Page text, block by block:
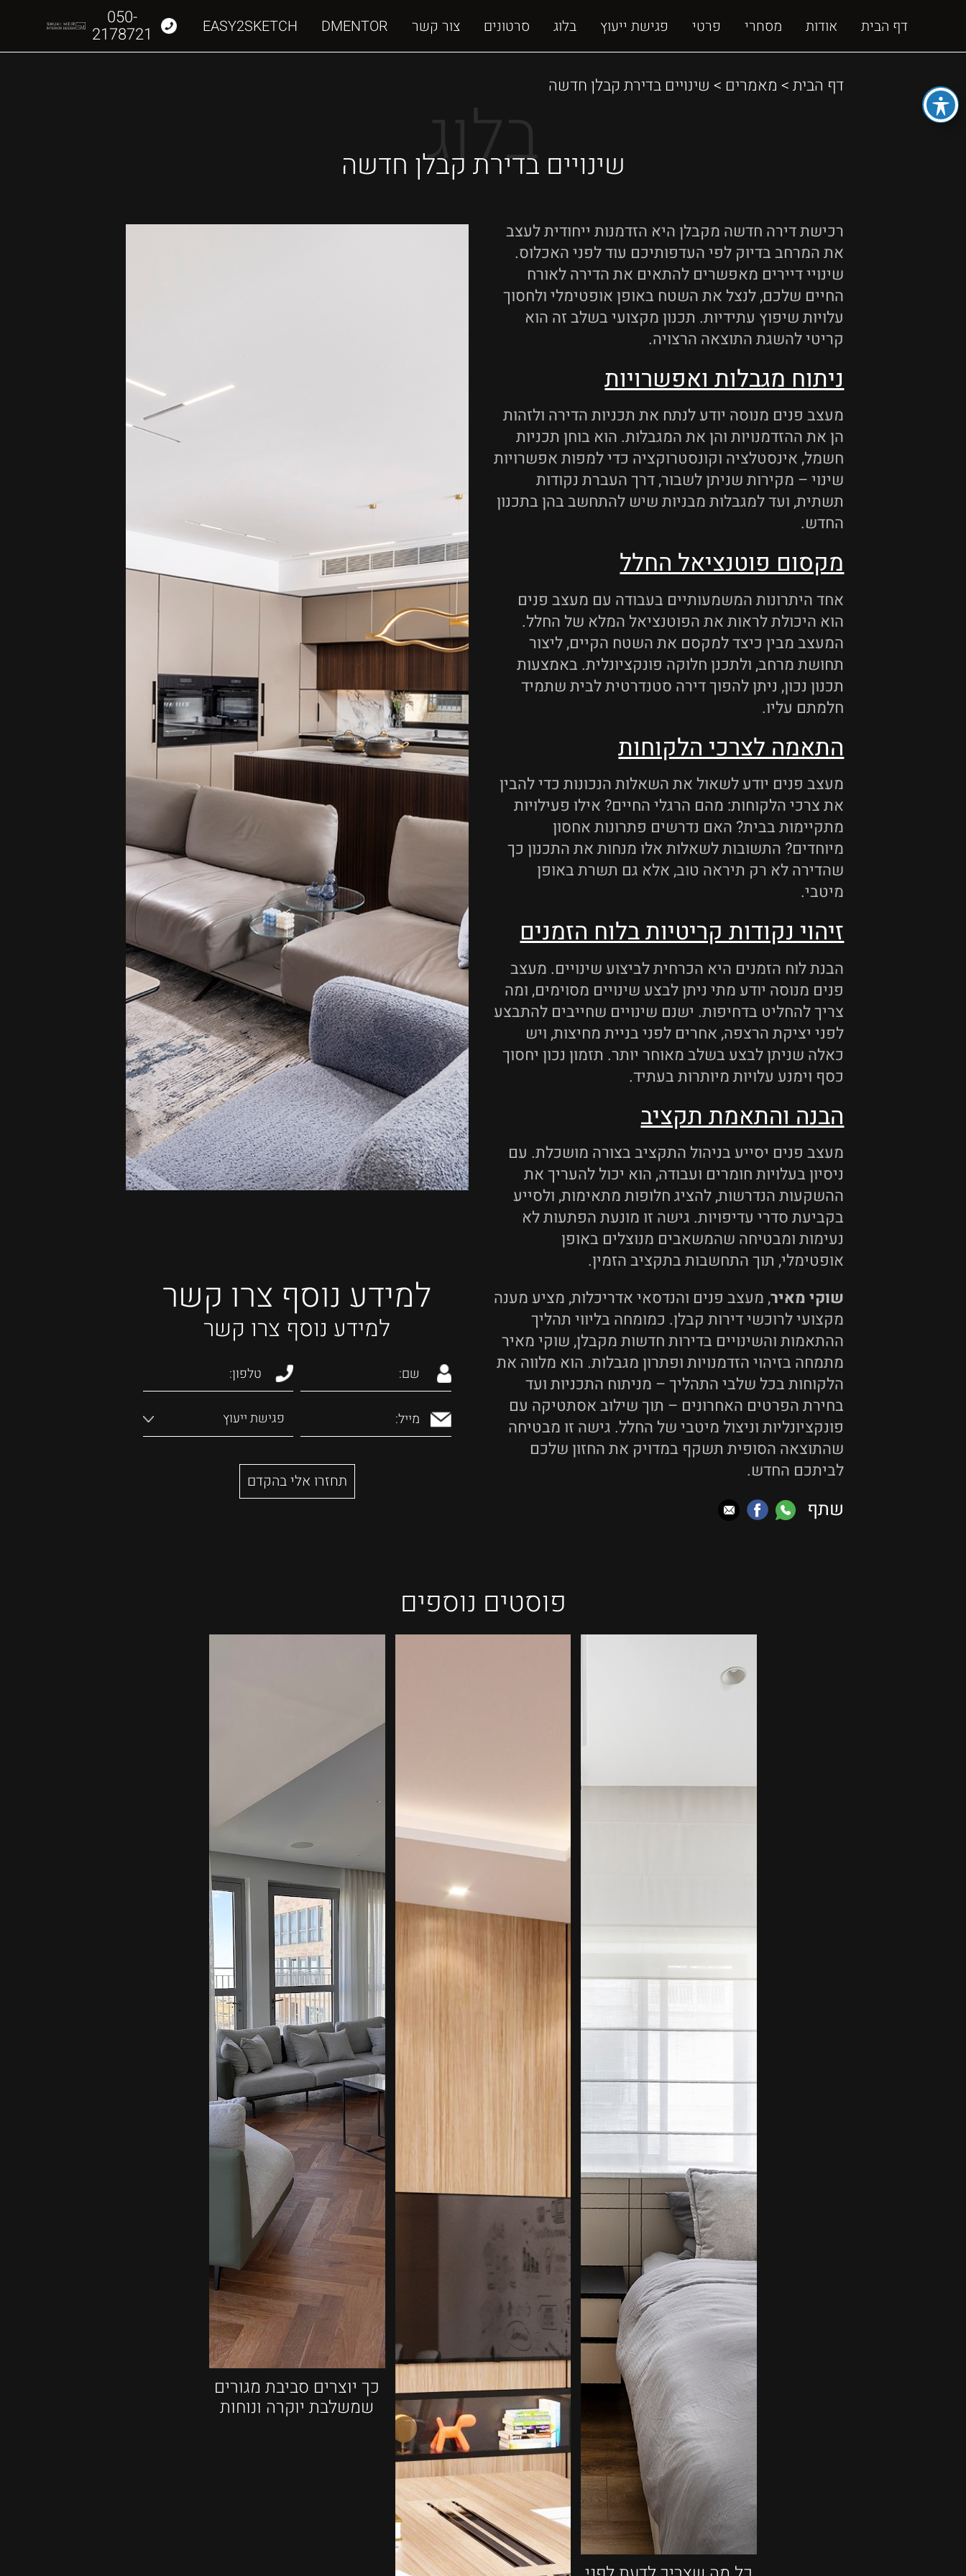
דף הבית אודות מסחרי פרטי פגישת ייעוץ בלוג סרטונים צור קשר DMENTOR
EASY2SKETCH
050-
2178721
דף הבית> מאמרים > שינויים בדירת קבלן חדשה
בלוג
שינויים בדירת קבלן חדשה
רכישת דירה חדשה מקבלן היא הזדמנות ייחודית לעצב
את המרחב בדיוק לפי העדפותיכם עוד לפני האכלוס.
שינויי דיירים מאפשרים להתאים את הדירה לאורח
החיים שלכם, לנצל את השטח באופן אופטימלי ולחסוך
עלויות שיפוץ עתידיות. תכנון מקצועי בשלב זה הוא
קריטי להשגת התוצאה הרצויה.
ניתוח מגבלות ואפשרויות
מעצב פנים מנוסה יודע לנתח את תכניות הדירה ולזהות
הן את ההזדמנויות והן את המגבלות. הוא בוחן תכניות
חשמל, אינסטלציה וקונסטרוקציה כדי למפות אפשרויות
שינוי – מקירות שניתן לשבור, דרך העברת נקודות
תשתית, ועד למגבלות מבניות שיש להתחשב בהן בתכנון
החדש.
מקסום פוטנציאל החלל
אחד היתרונות המשמעותיים בעבודה עם מעצב פנים
הוא היכולת לראות את הפוטנציאל המלא של החלל.
המעצב מבין כיצד למקסם את השטח הקיים, ליצור
תחושת מרחב, ולתכנן חלוקה פונקציונלית. באמצעות
תכנון נכון, ניתן להפוך דירה סטנדרטית לבית שתמיד
חלמתם עליו.
התאמה לצרכי הלקוחות
מעצב פנים יודע לשאול את השאלות הנכונות כדי להבין
את צרכי הלקוחות: מהם הרגלי החיים? אילו פעילויות
מתקיימות בבית? האם נדרשים פתרונות אחסון
מיוחדים? התשובות לשאלות אלו מנחות את התכנון כך
שהדירה לא רק תיראה טוב, אלא גם תשרת באופן
מיטבי.
זיהוי נקודות קריטיות בלוח הזמנים
הבנת לוח הזמנים היא הכרחית לביצוע שינויים. מעצב
פנים מנוסה יודע מתי ניתן לבצע שינויים מסוימים, ומה
צריך להחליט בדחיפות. ישנם שינויים שחייבים להתבצע
לפני יציקת הרצפה, אחרים לפני בניית מחיצות, ויש
כאלה שניתן לבצע בשלב מאוחר יותר. תזמון נכון יחסוך
כסף וימנע עלויות מיותרות בעתיד.
הבנה והתאמת תקציב
מעצב פנים יסייע בניהול התקציב בצורה מושכלת. עם
ניסיון בעלויות חומרים ועבודה, הוא יכול להעריך את
ההשקעות הנדרשות, להציג חלופות מתאימות, ולסייע
בקביעת סדרי עדיפויות. גישה זו מונעת הפתעות לא
נעימות ומבטיחה שהמשאבים מנוצלים באופן
אופטימלי, תוך התחשבות בתקציב הזמין.
שוקי מאיר, מעצב פנים והנדסאי אדריכלות, מציע מענה
מקצועי לרוכשי דירות קבלן. כמומחה בליווי תהליך
ההתאמות והשינויים בדירות חדשות מקבלן, שוקי מאיר
מתמחה בזיהוי הזדמנויות ופתרון מגבלות. הוא מלווה את
הלקוחות בכל שלבי התהליך – מניתוח התכניות ועד
בחירת הפרטים האחרונים – תוך שילוב אסתטיקה עם
פונקציונליות וניצול מיטבי של החלל. גישה זו מבטיחה
שהתוצאה הסופית תשקף במדויק את החזון שלכם
לביתכם החדש.
שתף
למידע נוסף צרו קשר
למידע נוסף צרו קשר
פוסטים נוספים
כך יוצרים סביבת מגורים
שמשלבת יוקרה ונוחות